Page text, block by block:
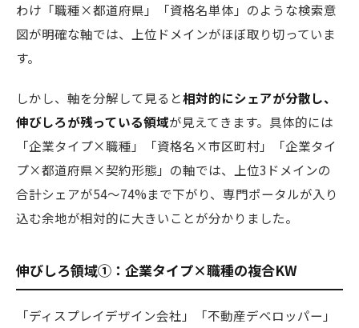
わけ「職種×都道府県」「資格名単体」のような検索意
図が明確な軸では、上位ドメインがほぼ取り切っていま
す。
しかし、軸を分解して見ると相対的にシェアが分散し、
伸びしろが残っている領域が見えてきます。具体的には
「企業タイプ×職種」「資格名×市区町村」「企業タイ
プ×都道府県×契約形態」の軸では、上位3ドメインの
合計シェアが54〜74%まで下がり、専門ポータルが入り
込む余地が相対的に大きいことが分かりました。
伸びしろ領域①：企業タイプ×職種の複合KW
「ディスプレイデザイン会社」「不動産デベロッパー」